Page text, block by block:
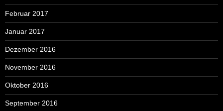
Februar 2017
Januar 2017
Dezember 2016
November 2016
Oktober 2016
September 2016